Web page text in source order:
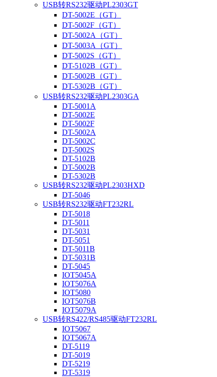
USB转RS232驱动PL2303GT
DT-5002E（GT）
DT-5002F（GT）
DT-5002A（GT）
DT-5003A（GT）
DT-5002S（GT）
DT-5102B（GT）
DT-5002B（GT）
DT-5302B（GT）
USB转RS232驱动PL2303GA
DT-5001A
DT-5002E
DT-5002F
DT-5002A
DT-5002C
DT-5002S
DT-5102B
DT-5002B
DT-5302B
USB转RS232驱动PL2303HXD
DT-5046
USB转RS232驱动FT232RL
DT-5018
DT-5011
DT-5031
DT-5051
DT-5011B
DT-5031B
DT-5045
IOT5045A
IOT5076A
IOT5080
IOT5076B
IOT5079A
USB转RS422/RS485驱动FT232RL
IOT5067
IOT5067A
DT-5119
DT-5019
DT-5219
DT-5319